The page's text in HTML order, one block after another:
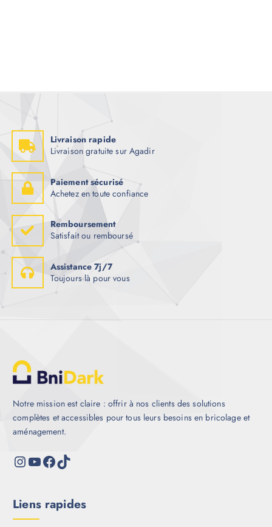
Livraison rapide
Livraison gratuite sur Agadir
Paiement sécurisé
Achetez en toute confiance
Remboursement
Satisfait ou remboursé
Assistance 7j/7
Toujours là pour vous
Notre mission est claire : offrir à nos clients des solutions
complètes et accessibles pour tous leurs besoins en bricolage et
aménagement.
Liens rapides